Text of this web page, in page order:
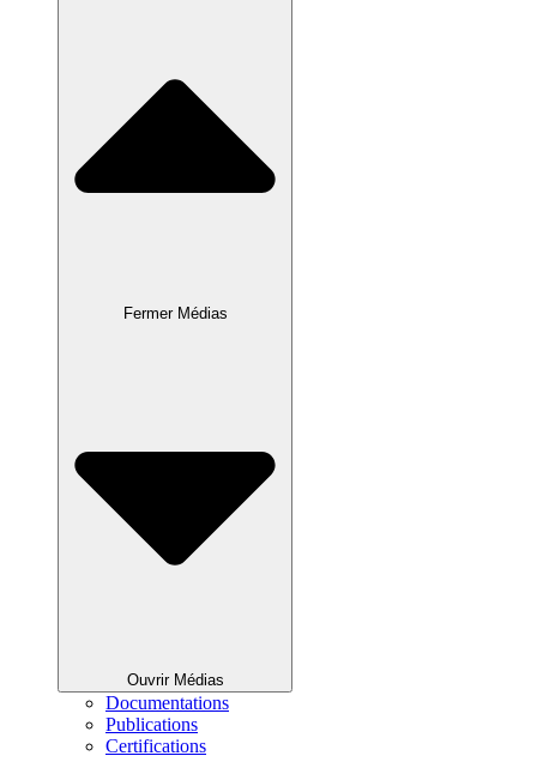
Fermer Médias
Ouvrir Médias
Documentations
Publications
Certifications